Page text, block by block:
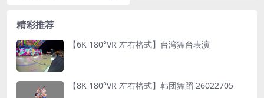
精彩推荐
【6K 180°VR 左右格式】台湾舞台表演
【8K 180°VR 左右格式】韩团舞蹈 26022705